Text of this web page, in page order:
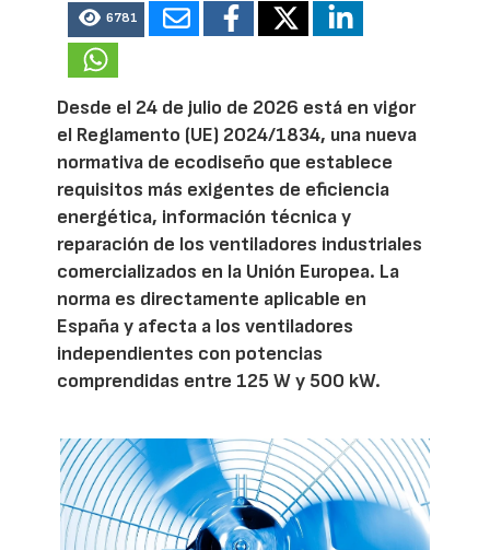
6781
Desde el 24 de julio de 2026 está en vigor
el Reglamento (UE) 2024/1834, una nueva
normativa de ecodiseño que establece
requisitos más exigentes de eficiencia
energética, información técnica y
reparación de los ventiladores industriales
comercializados en la Unión Europea. La
norma es directamente aplicable en
España y afecta a los ventiladores
independientes con potencias
comprendidas entre 125 W y 500 kW.